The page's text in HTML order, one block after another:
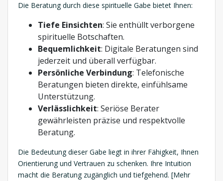
Die Beratung durch diese spirituelle Gabe bietet Ihnen:
Tiefe Einsichten: Sie enthüllt verborgene
spirituelle Botschaften.
Bequemlichkeit: Digitale Beratungen sind
jederzeit und überall verfügbar.
Persönliche Verbindung: Telefonische
Beratungen bieten direkte, einfühlsame
Unterstützung.
Verlässlichkeit: Seriöse Berater
gewährleisten präzise und respektvolle
Beratung.
Die Bedeutung dieser Gabe liegt in ihrer Fähigkeit, Ihnen
Orientierung und Vertrauen zu schenken. Ihre Intuition
macht die Beratung zugänglich und tiefgehend. [Mehr